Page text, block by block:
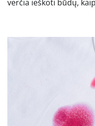
verčia ieškoti būdų,